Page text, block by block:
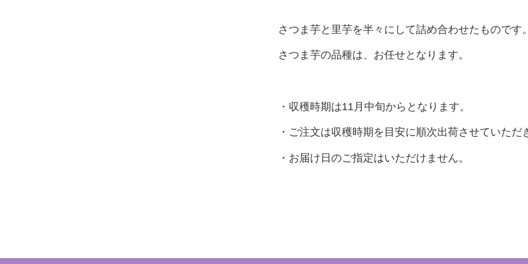
さつま芋と里芋を半々にして詰め合わせたものです。
さつま芋の品種は、お任せとなります。
・収穫時期は11月中旬からとなります。
・ご注文は収穫時期を目安に順次出荷させていただ
・お届け日のご指定はいただけません。